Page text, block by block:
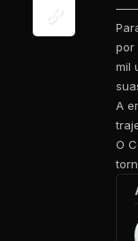
por
mil
A
O